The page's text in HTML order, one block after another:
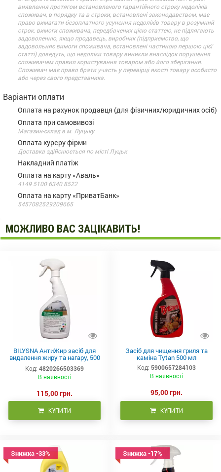
виявлення протягом встановленого гарантійного строку недоліків
споживач, в порядку та в строки, встановлені законодавством, має
право вимагати безоплатного усунення недоліків товару в розумний
строк. вимоги споживача, передбачених цією статтею, не підлягають
задоволенню, якщо продавець, виробник (підприємство, що
задовольняє вимоги споживача, встановлені частиною першою цієї
статті) доведуть, що недоліки товару виникли внаслідок порушення
споживачем правил користування товаром або його зберігання.
Споживач має право брати участь у перевірці якості товару особисто
або через свого представника.
Варіанти оплати
Оплата на рахунок продавця (для фізичних/юридичних осіб)
Оплата при самовивозі
Магазин-склад в м. Луцьку
Оплата курєру фірми
Доставка здійснюється по місті Луцьк
Накладний платіж
Оплата на карту «Аваль»
4149 5100 6340 8522
Оплата на карту «ПриватБанк»
5457082529209665
МОЖЛИВО ВАС ЗАЦІКАВИТЬ!
BILYSNA АнтиЖир засіб для
видалення жиру та нагару, 500
мл
Код: 4820266503369
В наявності
115,00 грн.
КУПИТИ
Засіб для чищення гриля та
каміна Tytan 500 мл
Код: 5900657284103
В наявності
95,00 грн.
КУПИТИ
Знижка -33% Знижка -17%